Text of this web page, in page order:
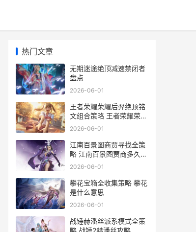
热门文章
无期迷途绝顶减速禁闭者
盘点
2026-06-01
王者荣耀荣耀后羿绝顶铭
文组合策略 王者荣耀荣耀
后羿称号
2026-06-01
江南百景图商贾寻找全策
略 江南百景图贾商多久来
一次
2026-06-01
攀花宝箱全收集策略 攀花
是什么意思
2026-06-01
战锤赫潘丝派系模式全策
略 战锤2赫潘丝攻略